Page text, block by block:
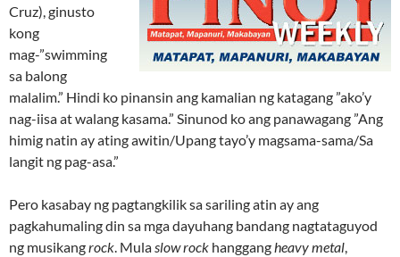
Cruz), ginusto
kong
mag-”swimming
sa balong
malalim.” Hindi ko pinansin ang kamalian ng katagang ”ako’y
nag-iisa at walang kasama.” Sinunod ko ang panawagang ”Ang
himig natin ay ating awitin/Upang tayo’y magsama-sama/Sa
langit ng pag-asa.”
Pero kasabay ng pagtangkilik sa sariling atin ay ang
pagkahumaling din sa mga dayuhang bandang nagtataguyod
ng musikangrock. Mulaslow rock hanggangheavy metal,